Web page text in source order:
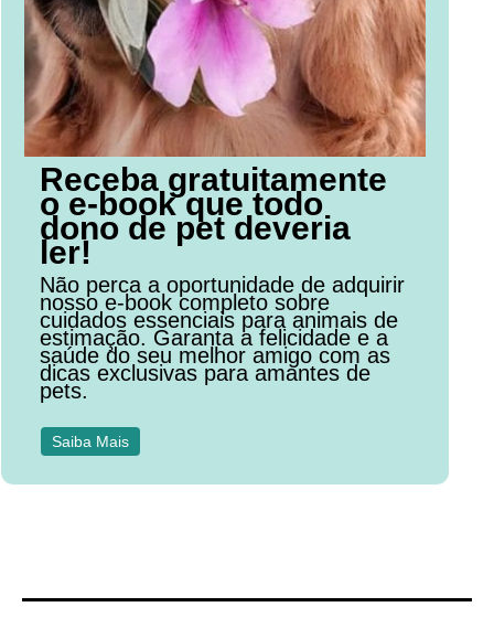
Receba gratuitamente
o e-book que todo
dono de pet deveria
ler!
Não perca a oportunidade de adquirir
nosso e-book completo sobre
cuidados essenciais para animais de
estimação. Garanta a felicidade e a
saúde do seu melhor amigo com as
dicas exclusivas para amantes de
pets.
Saiba Mais